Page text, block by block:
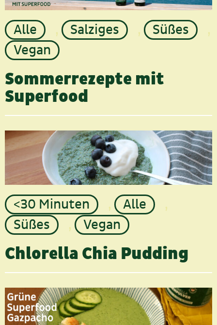
Alle , Salziges , Süßes
,
Vegan
Sommerrezepte mit
Superfood
<30 Minuten , Alle
,
Süßes
, Vegan
Chlorella Chia Pudding